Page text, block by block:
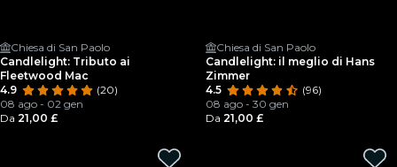
Chiesa di San Paolo
Candlelight: Tributo ai
Fleetwood Mac
4.9
(20)
08 ago - 02 gen
Da 21,00 £
Chiesa di San Paolo
Candlelight: il meglio di Hans
Zimmer
4.5
(96)
08 ago - 30 gen
Da 21,00 £